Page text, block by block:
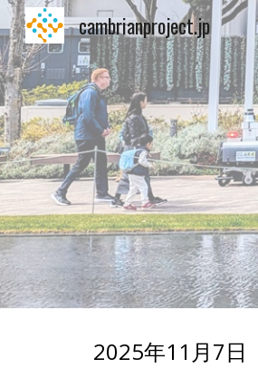
cambrianproject.jp
2025年11 月7日